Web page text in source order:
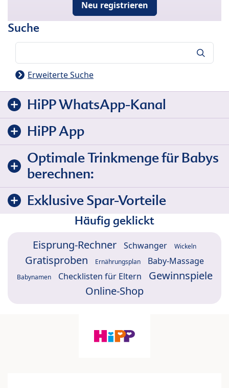
Neu registrieren
Suche
Erweiterte Suche
HiPP WhatsApp-Kanal
HiPP App
Optimale Trinkmenge für Babys
berechnen:
Exklusive Spar-Vorteile
Häufig geklickt
Eisprung-Rechner Schwanger Wickeln
Gratisproben Ernährungsplan Baby-Massage
Babynamen Checklisten für Eltern
Gewinnspiele
Online-Shop